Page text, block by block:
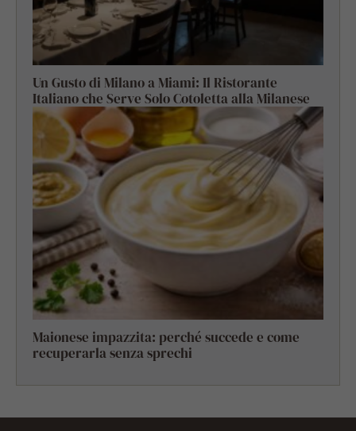
Un Gusto di Milano a Miami: Il Ristorante
Italiano che Serve Solo Cotoletta alla Milanese
Maionese impazzita: perché succede e come
recuperarla senza sprechi